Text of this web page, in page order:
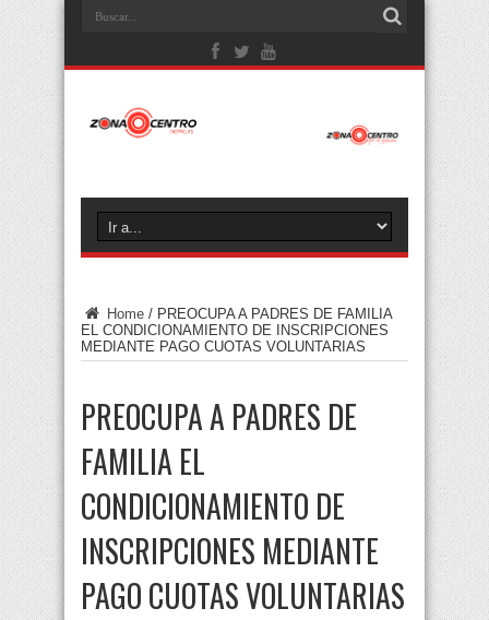
Home / PREOCUPA A PADRES DE FAMILIA
EL CONDICIONAMIENTO DE INSCRIPCIONES
MEDIANTE PAGO CUOTAS VOLUNTARIAS
PREOCUPA A PADRES DE
FAMILIA EL
CONDICIONAMIENTO DE
INSCRIPCIONES MEDIANTE
PAGO CUOTAS VOLUNTARIAS